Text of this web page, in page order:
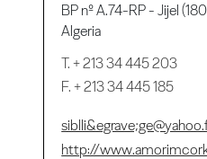
BP nº A.74-RP - Jijel
Algeria
T.+ 213 34 445 203
F. + 213 34 445 185
http://